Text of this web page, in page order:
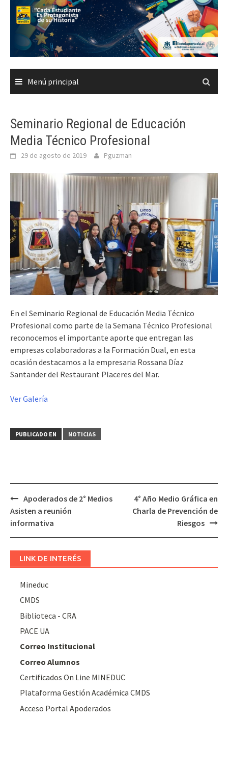
Saltar
contenido
Menú principal
Seminario Regional de Educación
Media Técnico Profesional
29 de agosto de 2019 Pguzman
En el Seminario Regional de Educación Media Técnico
Profesional como parte de la Semana Técnico Profesional
reconocemos el importante aporte que entregan las
empresas colaboradoras a la Formación Dual, en esta
ocasión destacamos a la empresaria Rossana Díaz
Santander del Restaurant Placeres del Mar.
Ver Galería
PUBLICADO EN NOTICIAS
Navegación
de
entradas
Apoderados de 2° Medios
Asisten a reunión
informativa
4° Año Medio Gráfica en
Charla de Prevención de
Riesgos
LINK DE INTERÉS
Mineduc
CMDS
Biblioteca - CRA
PACE UA
Correo Institucional
Correo Alumnos
Certificados On Line MINEDUC
Plataforma Gestión Académica CMDS
Acceso Portal Apoderados